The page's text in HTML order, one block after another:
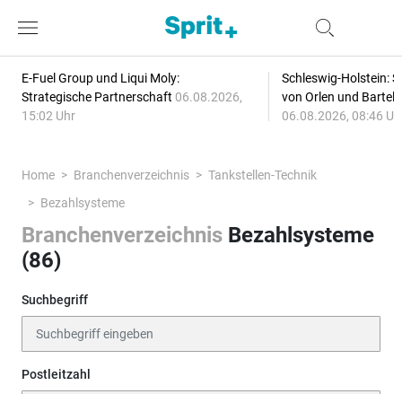
E-Fuel Group und Liqui Moly:
Strategische Partnerschaft 06.08.2026,
15:02 Uhr
Schleswig-Holstein:
von Orlen und
06.08.2026, 08:46
Home Branchenverzeichnis
Tankstellen-Technik
Bezahlsysteme
Branchenverzeichnis Bezahlsysteme
(86)
Suchbegriff
Postleitzahl